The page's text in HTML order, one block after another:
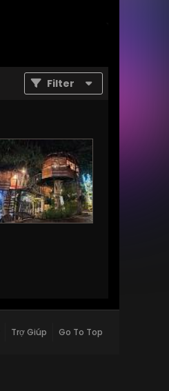
Filter
Trợ Giúp Go To Top